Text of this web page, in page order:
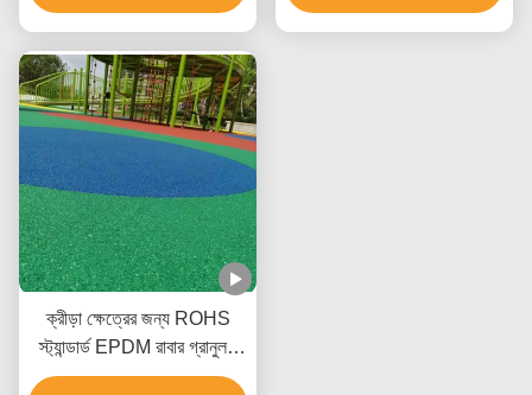
ক্রীড়া ক্ষেত্রের জন্য ROHS
স্ট্যান্ডার্ড EPDM রাবার গ্রানুলস
ফ্লোরিং অ্যান্টি ইউভি ইকো ফ্রেন্ডলি